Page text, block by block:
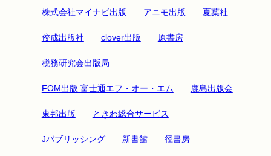
株式会社マイナビ出版 アニモ出版 夏葉社
佼成出版社 clover出版 原書房
税務研究会出版局
FOM出版 富士通エフ・オー・エム 鹿島出版会
東邦出版 ときわ総合サービス
Jパブリッシング 新書館 径書房